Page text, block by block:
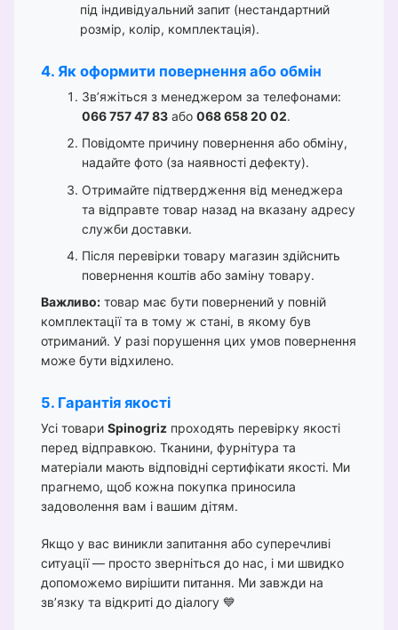
під індивідуальний запит (нестандартний
розмір, колір, комплектація).
4. Як оформити повернення або обмін
Зв’яжіться з менеджером за телефонами:
066 757 47 83 або 068 658 20 02.
Повідомте причину повернення або обміну,
надайте фото (за наявності дефекту).
Отримайте підтвердження від менеджера
та відправте товар назад на вказану адресу
служби доставки.
Після перевірки товару магазин здійснить
повернення коштів або заміну товару.
Важливо: товар має бути повернений у повній
комплектації та в тому ж стані, в якому був
отриманий. У разі порушення цих умов повернення
може бути відхилено.
5. Гарантія якості
Усі товари Spinogriz проходять перевірку якості
перед відправкою. Тканини, фурнітура та
матеріали мають відповідні сертифікати якості. Ми
прагнемо, щоб кожна покупка приносила
задоволення вам і вашим дітям.
Якщо у вас виникли запитання або суперечливі
ситуації — просто зверніться до нас, і ми швидко
допоможемо вирішити питання. Ми завжди на
зв’язку та відкриті до діалогу 💙